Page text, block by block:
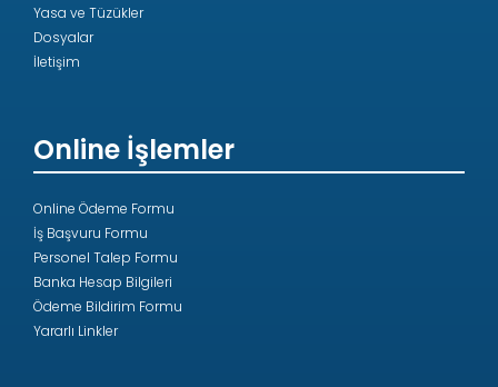
Yasa ve Tüzükler
Dosyalar
İletişim
Online İşlemler
Online Ödeme Formu
İş Başvuru Formu
Personel Talep Formu
Banka Hesap Bilgileri
Ödeme Bildirim Formu
Yararlı Linkler